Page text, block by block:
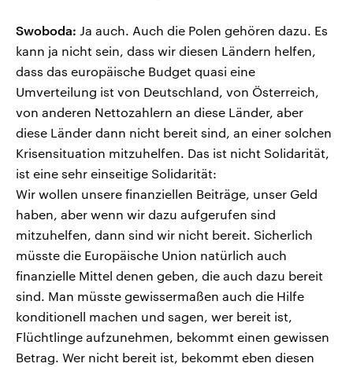
Swoboda: Ja auch. Auch die Polen gehören dazu. Es
kann ja nicht sein, dass wir diesen Ländern helfen,
dass das europäische Budget quasi eine
Umverteilung ist von Deutschland, von Österreich,
von anderen Nettozahlern an diese Länder, aber
diese Länder dann nicht bereit sind, an einer solchen
Krisensituation mitzuhelfen. Das ist nicht Solidarität,
ist eine sehr einseitige Solidarität:
Wir wollen unsere finanziellen Beiträge, unser Geld
haben, aber wenn wir dazu aufgerufen sind
mitzuhelfen, dann sind wir nicht bereit. Sicherlich
müsste die Europäische Union natürlich auch
finanzielle Mittel denen geben, die auch dazu bereit
sind. Man müsste gewissermaßen auch die Hilfe
konditionell machen und sagen, wer bereit ist,
Flüchtlinge aufzunehmen, bekommt einen gewissen
Betrag. Wer nicht bereit ist, bekommt eben diesen